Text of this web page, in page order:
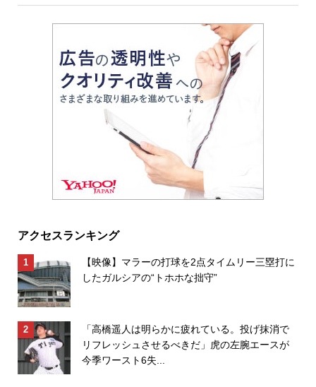
アクセスランキング
【映像】マラーの打球を2点タイムリー三塁打に
したガルシアの“トホホな拙守”
「高橋遥人は明らかに疲れている。投げ抹消で
リフレッシュさせるべきだ」虎の左腕エースが
今季ワースト6失...